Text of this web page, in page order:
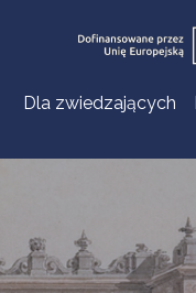
Dla zwiedzających